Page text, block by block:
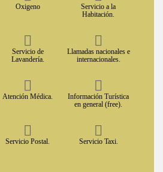
Oxigeno
Servicio a la
Habitación.
Servicio de
Lavandería.
Llamadas nacionales e
internacionales.
Atención Médica.
Información Turística
en general (free).
Servicio Postal. Servicio Taxi.